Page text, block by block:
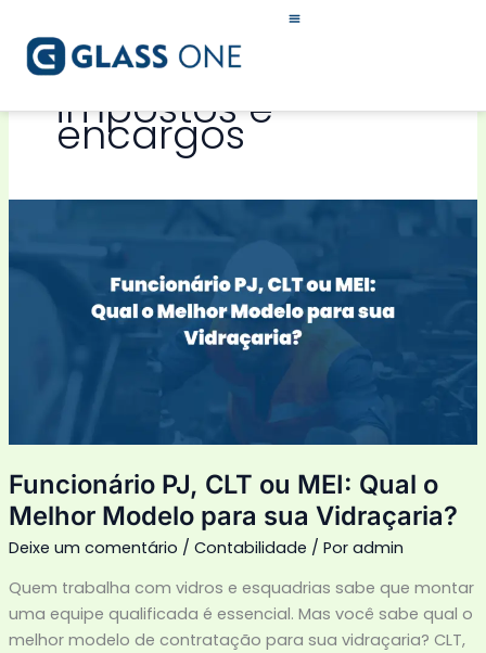
para
impostos e
encargos
Funcionário PJ, CLT ou MEI: Qual o
Melhor Modelo para sua Vidraçaria?
Deixe um comentário / Contabilidade / Por admin
Quem trabalha com vidros e esquadrias sabe que montar
uma equipe qualificada é essencial. Mas você sabe qual o
melhor modelo de contratação para sua vidraçaria? CLT,
para
sua
Vidraçaria?